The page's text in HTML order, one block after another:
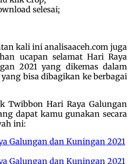
selesai;
kali ini analisaaceh.com juga
ucapan selamat Hari Raya
2021 yang dikemas dalam
bisa dibagikan ke berbagai
Twibbon Hari Raya Galungan
dapat kamu gunakan secara
ini:
Galungan dan Kuningan 2021
Galungan dan Kuningan 2021